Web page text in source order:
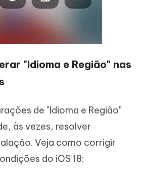
"Idioma e Região" nas
de "Idioma e Região"
às vezes, resolver
Veja como corrigir
do iOS 18: